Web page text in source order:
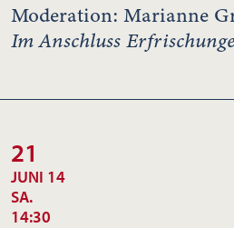
Moderation: Marianne
Im Anschluss
21
JUNI 14
SA.
14:30